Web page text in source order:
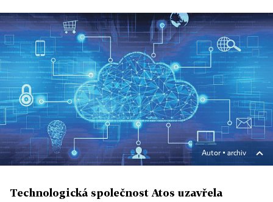
Autor ▪ archiv
Technologická společnost Atos uzavřela